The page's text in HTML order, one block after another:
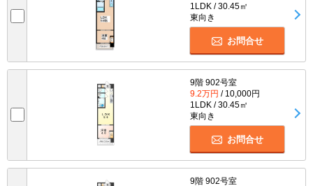
1LDK / 30.45㎡
東向き
お問合せ
9階 902号室
9.2万円 / 10,000円
1LDK / 30.45㎡
東向き
お問合せ
9階 902号室